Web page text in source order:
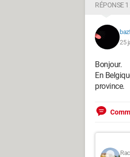
RÉPONSE 1
25
Bonjour.
En
province.